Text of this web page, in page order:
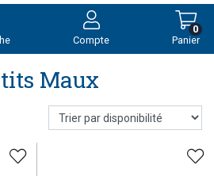
Compte Panier
0
Maux